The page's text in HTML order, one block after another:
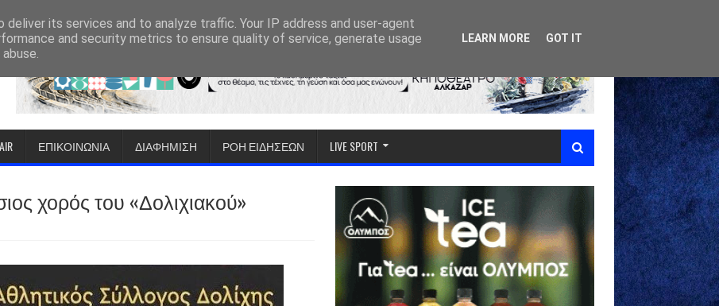
ΕΠΙΚΟΙΝΩΝΙΑ ΔΙΑΦΗΜΙΣΗ ΡΟΗ ΕΙΔΗΣΕΩΝ LIVE SPORT
χορός του «Δολιχιακού»
its services and to analyze traffic. Your IP address and user-agent
and security metrics to ensure quality of service, generate usage
LEARN MORE GOT IT